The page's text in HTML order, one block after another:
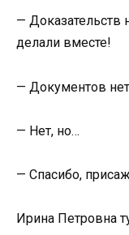
—
делали вместе!
— Документов
— Нет, но…
— Спасибо,
Ирина Петровна